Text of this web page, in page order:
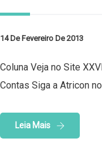
14 De Fevereiro De 2013
Coluna Veja no Site
Contas Siga a Atricon no
Leia Mais